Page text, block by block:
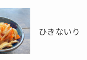
ひきないり